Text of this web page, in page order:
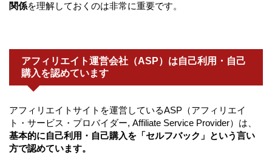
関係を理解しておくのは非常に重要です。
アフィリエイト運営会社（ASP）は自己利用・自己
購入を認めています
アフィリエイトサイトを運営しているASP（アフィリエイ
ト・サービス・プロバイダー, Affiliate Service Provider）は、
基本的に自己利用・自己購入を「セルフバック」という言い
方で認めています。